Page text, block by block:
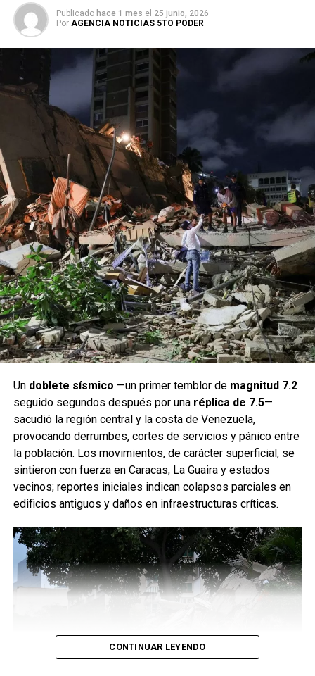
Publicado hace 1 mes el 25 junio, 2026
Por AGENCIA NOTICIAS 5TO PODER
Un doblete sísmico —un primer temblor de magnitud 7.2
seguido segundos después por una réplica de 7.5—
sacudió la región central y la costa de Venezuela,
provocando derrumbes, cortes de servicios y pánico entre
la población. Los movimientos, de carácter superficial, se
sintieron con fuerza en Caracas, La Guaira y estados
vecinos; reportes iniciales indican colapsos parciales en
edificios antiguos y daños en infraestructuras críticas.
CONTINUAR LEYENDO